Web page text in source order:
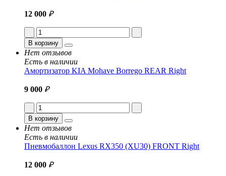
12 000 ₽
В корзину
Нет отзывов
Есть в наличии
Амортизатор KIA Mohave Borrego REAR Right
9 000 ₽
В корзину
Нет отзывов
Есть в наличии
Пневмобаллон Lexus RX350 (XU30) FRONT Right
12 000 ₽